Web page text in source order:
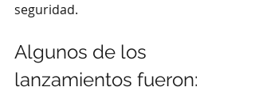
seguridad.
Algunos de los
lanzamientos fueron: